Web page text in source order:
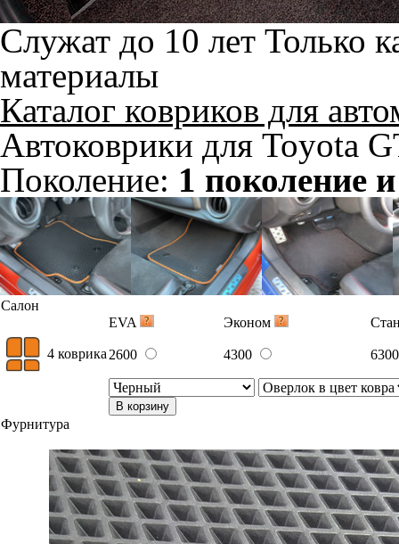
Служат до 10 лет Только
материалы
Каталог ковриков для
Автоковрики для Toyota
Поколение: 1 поколение
Салон
EVA
Эконом
4 коврика 2600 4300
В корзину
Фурнитура